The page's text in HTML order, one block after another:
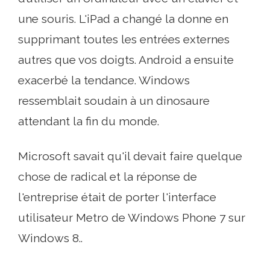
une souris. L'iPad a changé la donne en
supprimant toutes les entrées externes
autres que vos doigts. Android a ensuite
exacerbé la tendance. Windows
ressemblait soudain à un dinosaure
attendant la fin du monde.
Microsoft savait qu'il devait faire quelque
chose de radical et la réponse de
l'entreprise était de porter l'interface
utilisateur Metro de Windows Phone 7 sur
Windows 8..